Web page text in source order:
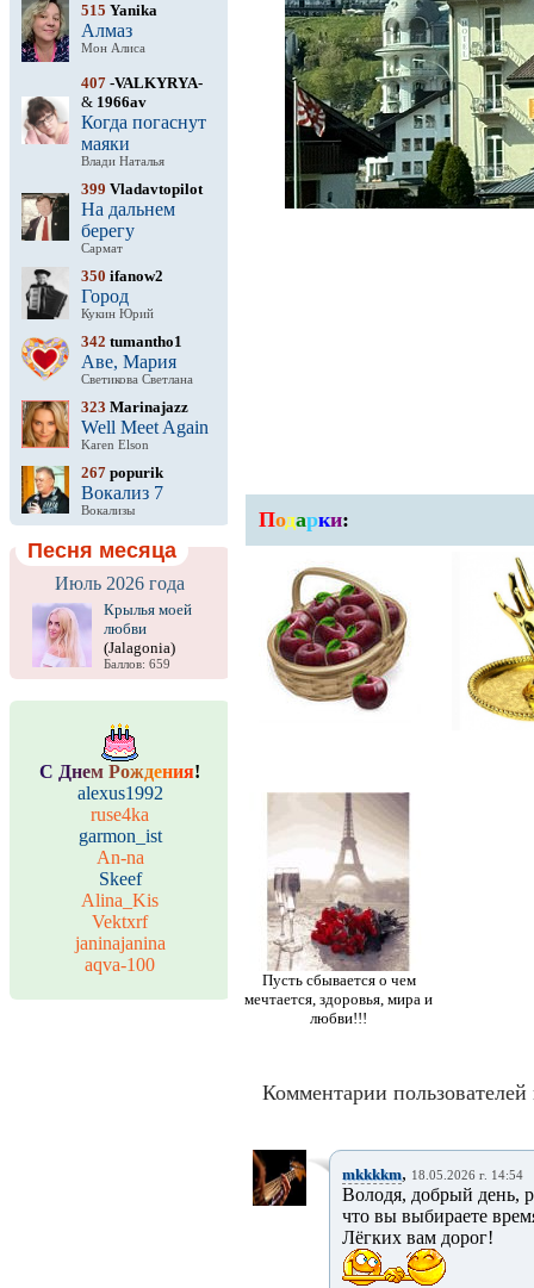
515 Yanika
Алмаз
Мон Алиса
407 -VALKYRYA-
& 1966av
Когда погаснут
маяки
Влади Наталья
399 Vladavtopilot
На дальнем
берегу
Сармат
350 ifanow2
Город
Кукин Юрий
342 tumantho1
Аве, Мария
Светикова Светлана
323 Marinajazz
Well Meet Again
Karen Elson
267 popurik
Вокализ 7
Вокализы
Песня месяца
Июль 2026 года
Крылья моей
любви
(Jalagonia)
Баллов: 659
С Днем Рождения!
alexus1992
ruse4ka
garmon_ist
An-na
Skeef
Alina_Kis
Vektxrf
janinajanina
aqva-100
Подарки:
Пусть сбывается о чем
мечтается, здоровья, мира и
любви!!!
Комментарии пользователей
mkkkkm, 18.05.2026 г. 14:54
Володя, добрый день,
что вы выбираете
Лёгких вам дорог!